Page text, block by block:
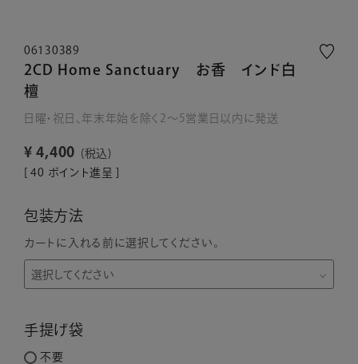
06130389
2CD Home Sanctuary お香 インド白
檀
日曜・祝日、年末年始を除く2～5営業日以内に発送
¥ 4,400
税込
40 ポイント進呈 ]
包装方法
カートに入れる前に選択してください。
手提げ袋
不要